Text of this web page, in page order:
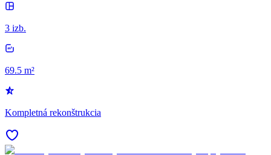
3 izb.
69.5 m²
Kompletná rekonštrukcia